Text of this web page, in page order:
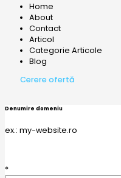
Home
About
Contact
Articol
Categorie Articole
Blog
Cerere ofertă
Denumire domeniu
ex.: my-website.ro
*